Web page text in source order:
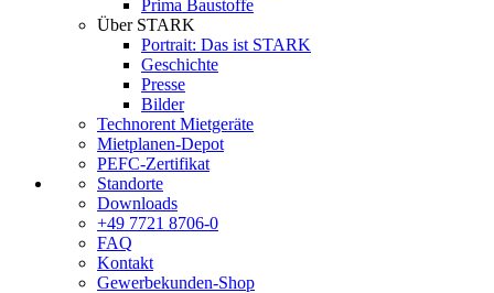
Prima Baustoffe
Über STARK
Portrait: Das ist STARK
Geschichte
Presse
Bilder
Technorent Mietgeräte
Mietplanen-Depot
PEFC-Zertifikat
Standorte
Downloads
+49 7721 8706-0
FAQ
Kontakt
Gewerbekunden-Shop